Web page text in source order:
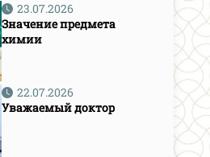
23.07.2026
Значение предмета
химии
22.07.2026
Уважаемый доктор